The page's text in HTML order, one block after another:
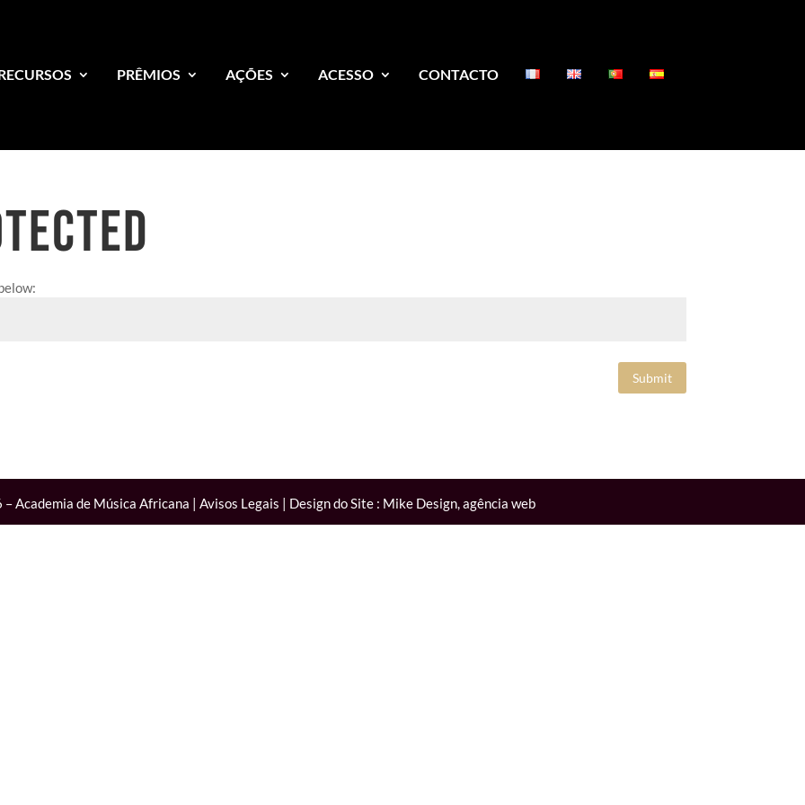
PRÊMIOS AÇÕES ACESSO CONTACTO
Submit
Academia de Música Africana | Avisos Legais | Design do Site : Mike Design,agência web